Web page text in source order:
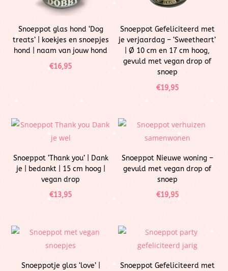
Snoeppot glas hond ‘Dog
treats’ | koekjes en snoepjes
hond | naam van jouw hond
€16,95
Snoeppot Gefeliciteerd met
je verjaardag – ‘Sweetheart’
| Ø 10 cm en 17 cm hoog,
gevuld met vegan drop of
snoep
€19,95
Snoeppot ‘Thank you’ | Dank
je | bedankt | 15 cm hoog |
vegan drop
€13,95
Snoeppot Nieuwe woning –
gevuld met vegan drop of
snoep
€19,95
Snoeppotje glas ‘love’ |
Snoeppot Gefeliciteerd met